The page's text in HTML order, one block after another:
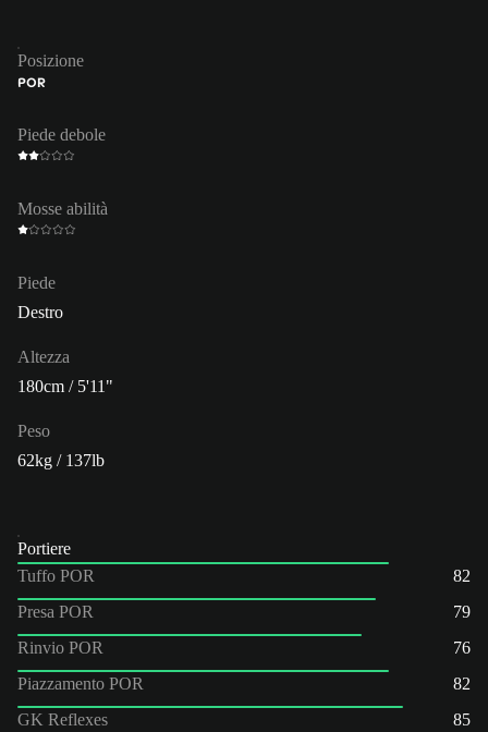
Posizione
POR
Piede debole
Mosse abilità
Piede
Destro
Altezza
180cm / 5'11"
Peso
62kg / 137lb
Portiere
Tuffo POR
82
Presa POR
79
Rinvio POR
76
Piazzamento POR
82
GK Reflexes
85